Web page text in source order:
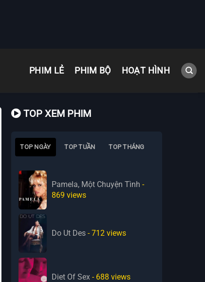
PHIM LẺ PHIM BỘ HOẠT HÌNH
TOP XEM PHIM
TOP NGÀY TOP TUẦN TOP THÁNG
Pamela, Một Chuyện Tình -
869 views
Do Ut Des - 712 views
Diet Of Sex - 688 views